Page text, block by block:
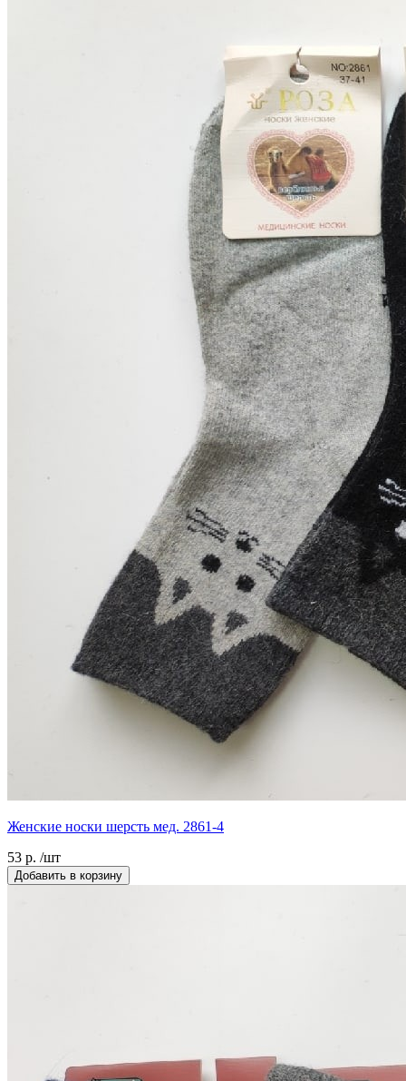
Женские носки шерсть мед. 2861-4
53 р. /шт
Добавить в корзину